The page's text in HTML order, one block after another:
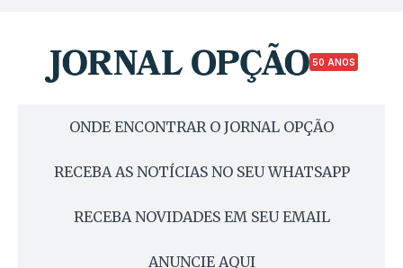
50 ANOS
ONDE ENCONTRAR O JORNAL OPÇÃO
RECEBA AS NOTÍCIAS NO SEU WHATSAPP
RECEBA NOVIDADES EM SEU EMAIL
ANUNCIE AQUI